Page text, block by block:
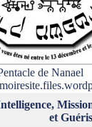
de Nanael
et